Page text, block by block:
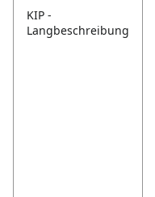
KIP -
Langbeschreibung